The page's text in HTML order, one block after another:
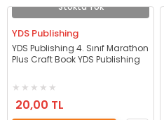
Stokta Yok
YDS Publishing
YDS Publishing 4. Sınıf Marathon
Plus Craft Book YDS Publishing
20,00 TL